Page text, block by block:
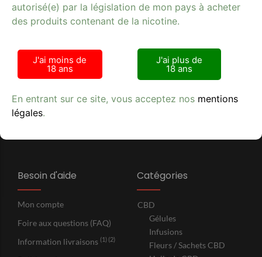
Tabac Presse - Le crocodile
Lundi - Samedi : 9h00 - 21h00
+33 (0) 6 75 99 30 78
SIRET 524 022 563 R.C.S. Nimes
Besoin d'aide
Mon compte
Foire aux questions (FAQ)
Information livraisons (1) (2)
Catégories
CBD
Gélules
Infusions
Fleurs / Sachets CBD
autorisé(e) par la législation de mon pays à acheter
des produits contenant de la nicotine.
J'ai moins de
18 ans
J'ai plus de
18 ans
En entrant sur ce site, vous acceptez nos mentions
légales.